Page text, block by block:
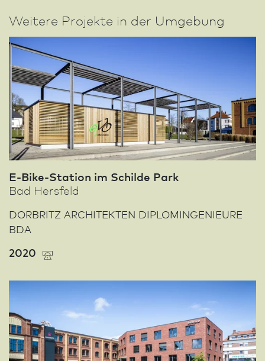
Weitere Projekte in der Umgebung
E-Bike-Station im Schilde Park
Bad Hersfeld
DORBRITZ ARCHITEKTEN DIPLOMINGENIEURE
BDA
2020